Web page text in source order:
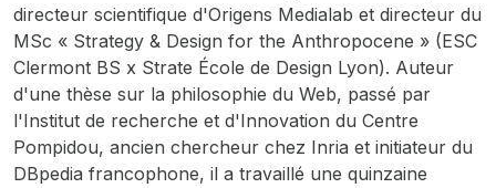
directeur scientifique d'Origens Medialab et directeur du
MSc « Strategy & Design for the Anthropocene » (ESC
Clermont BS x Strate École de Design Lyon). Auteur
d'une thèse sur la philosophie du Web, passé par
l'Institut de recherche et d'Innovation du Centre
Pompidou, ancien chercheur chez Inria et initiateur du
DBpedia francophone, il a travaillé une quinzaine